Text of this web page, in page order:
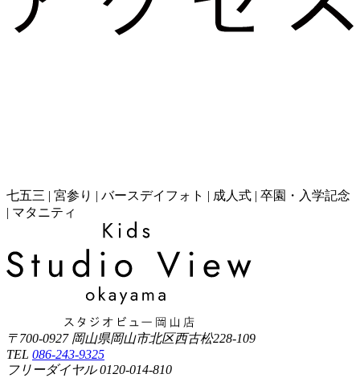
七五三 | 宮参り | バースデイフォト | 成人式 | 卒園・入学記念
| マタニティ
〒700-0927 岡山県岡山市北区西古松228-109
TEL 086-243-9325
フリーダイヤル 0120-014-810